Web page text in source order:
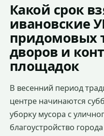
Какой срок
ивановские
придомовых
дворов и
площадок
В весенний период
центре начинаются
уборку мусора с
благоустройство